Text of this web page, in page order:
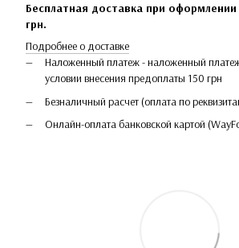
Бесплатная доставка при оформлении
грн.
Подробнее о доставке
Наложенный платеж - наложенный
условии внесения предоплаты 150 грн
Безналичный расчет (оплата по
Онлайн-оплата банковской картой